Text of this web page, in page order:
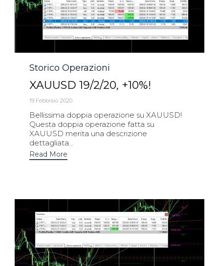
Category
Storico Operazioni
XAUUSD 19/2/20, +10%!
19 Febbraio 2020
Bellissima doppia operazione su XAUUSD!
Questa doppia operazione fatta su
XAUUSD merita una descrizione
dettagliata...
Read More